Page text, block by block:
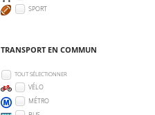
SPORT
TRANSPORT EN COMMUN
TOUT SÉLECTIONNER
VÉLO
MÉTRO